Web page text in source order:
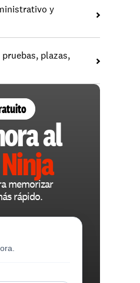
y
plazas,
Accede ahora al
memorizar
rápido.